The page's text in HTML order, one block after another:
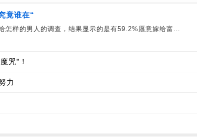
竟谁在“
怎样的男人的调查，结果显示的是有59.2%愿意嫁给富…
咒”！
力